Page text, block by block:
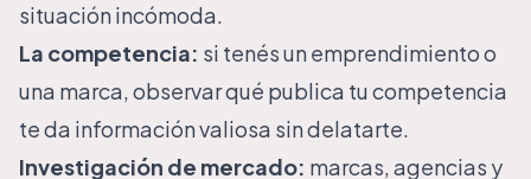
situación incómoda.
La competencia: si tenés un emprendimiento o
una marca, observar qué publica tu competencia
te da información valiosa sin delatarte.
Investigación de mercado: marcas, agencias y